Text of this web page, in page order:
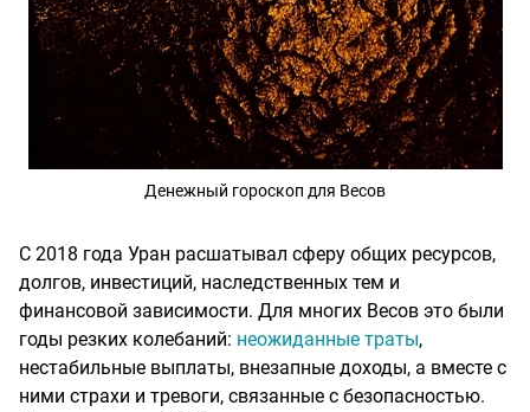
Денежный гороскоп для Весов
С 2018 года Уран расшатывал сферу общих ресурсов,
долгов, инвестиций, наследственных тем и
финансовой зависимости. Для многих Весов это были
годы резких колебаний: неожиданные траты,
нестабильные выплаты, внезапные доходы, а вместе с
ними страхи и тревоги, связанные с безопасностью.